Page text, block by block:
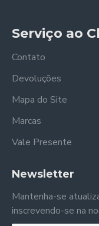
Serviço ao
Contato
Devoluções
Mapa do Site
Marcas
Vale Presente
Newsletter
Mantenha-se
inscrevendo-se na